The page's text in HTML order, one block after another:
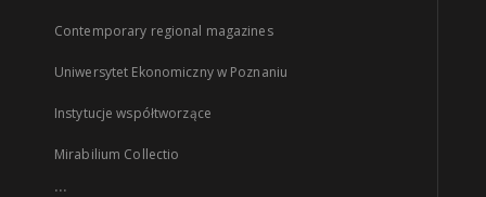
Contemporary regional magazines
Uniwersytet Ekonomiczny w Poznaniu
Instytucje współtworzące
Mirabilium Collectio
...